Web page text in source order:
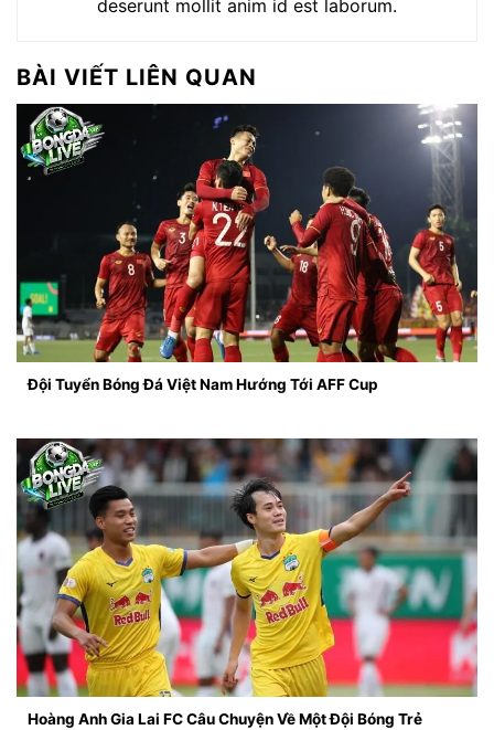
deserunt mollit anim id est laborum.
BÀI VIẾT LIÊN QUAN
Đội Tuyển Bóng Đá Việt Nam Hướng Tới AFF Cup
Hoàng Anh Gia Lai FC Câu Chuyện Về Một Đội Bóng Trẻ